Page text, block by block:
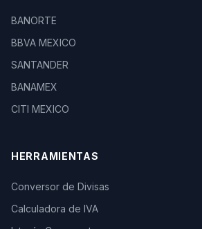
BANORTE
BBVA MEXICO
SANTANDER
BANAMEX
CITI MEXICO
HERRAMIENTAS
Conversor de Divisas
Calculadora de IVA